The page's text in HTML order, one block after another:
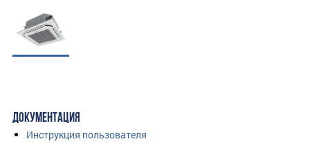
ДОКУМЕНТАЦИЯ
Инструкция пользователя